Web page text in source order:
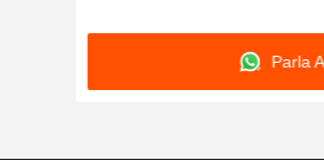
Parla